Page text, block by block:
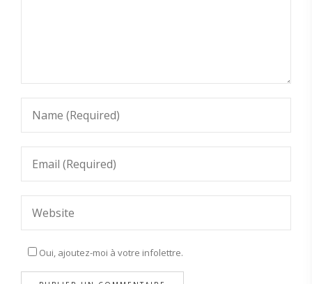
Oui, ajoutez-moi à votre infolettre.